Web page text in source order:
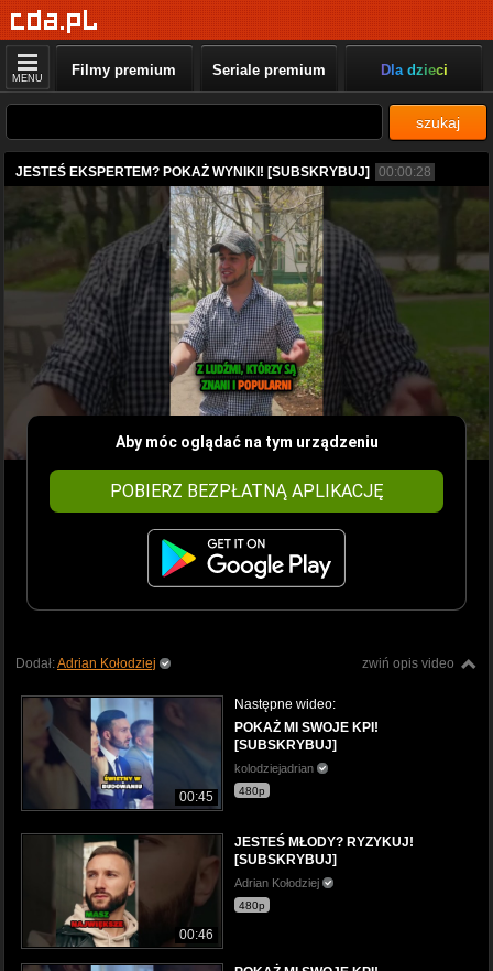
MENU Filmy premium Seriale premium Dla dzieci
szukaj
JESTEŚ EKSPERTEM? POKAŻ WYNIKI! [SUBSKRYBUJ] 00:00:28
Aby móc oglądać na tym urządzeniu
POBIERZ BEZPŁATNĄ APLIKACJĘ
zwiń opis video
Dodał:Adrian Kołodziej
00:45
Następne wideo:
POKAŻ MI SWOJE KPI!
[SUBSKRYBUJ]
kolodziejadrian
480p
00:46
JESTEŚ MŁODY? RYZYKUJ!
[SUBSKRYBUJ]
Adrian Kołodziej
480p